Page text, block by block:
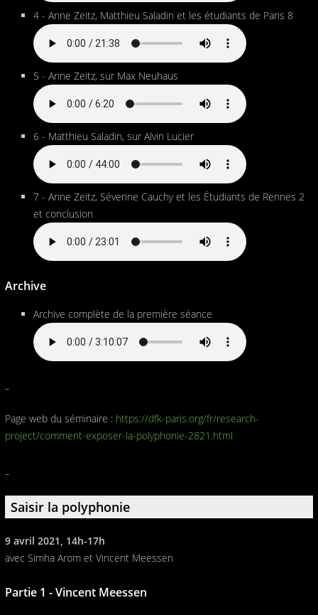
4 - Anne Zeitz, Matthieu Saladin et les étudiants de Paris 8
5 - Anne Zeitz, sur Max Neuhaus
6 - Matthieu Saladin, sur Alvin Lucier
7 - Anne Zeitz, Séverine Cauchy et les Étudiants de Rennes 2
et conclusion
Archive
Archive complète de la première séance
Page web du séminaire : https://dfk-paris.org/fr/research-
project/comment-exposer-la-polyphonie-2821.html
Saisir la polyphonie
9 avril 2021, 14h-17h
avec Simha Arom et Vincent Meessen
Partie 1 - Vincent Meessen